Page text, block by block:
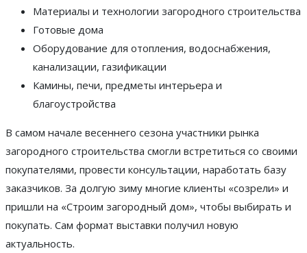
Материалы и технологии загородного строительства
Готовые дома
Оборудование для отопления, водоснабжения,
канализации, газификации
Камины, печи, предметы интерьера и
благоустройства
В самом начале весеннего сезона участники рынка
загородного строительства смогли встретиться со своими
покупателями, провести консультации, наработать базу
заказчиков. За долгую зиму многие клиенты «созрели» и
пришли на «Строим загородный дом», чтобы выбирать и
покупать. Сам формат выставки получил новую
актуальность.